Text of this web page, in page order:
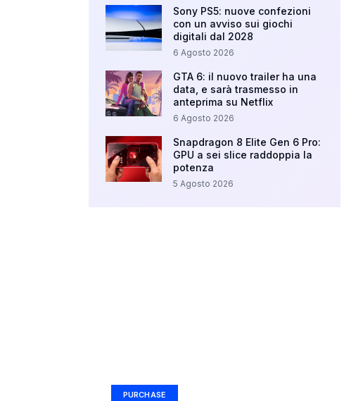
Sony PS5: nuove confezioni
con un avviso sui giochi
digitali dal 2028
6 Agosto 2026
GTA 6: il nuovo trailer ha una
data, e sarà trasmesso in
anteprima su Netflix
6 Agosto 2026
Snapdragon 8 Elite Gen 6 Pro:
GPU a sei slice raddoppia la
potenza
5 Agosto 2026
PURCHASE